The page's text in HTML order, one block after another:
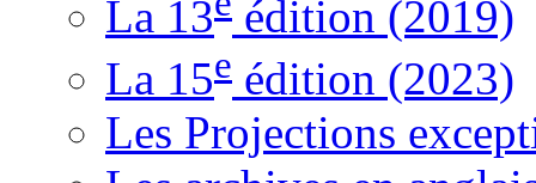
La 13
édition (2019)
La 15e édition (2023)
Les Projections